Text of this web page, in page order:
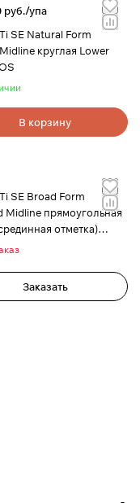
руб./упа
SE Natural Form
круглая Lower
В корзину
SE Broad Form
Midline прямоугольная
отметка)
Заказать